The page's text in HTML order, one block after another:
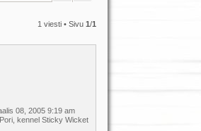
1 viesti • Sivu1/1
08, 2005 9:19 am
Pori, kennel Sticky Wicket